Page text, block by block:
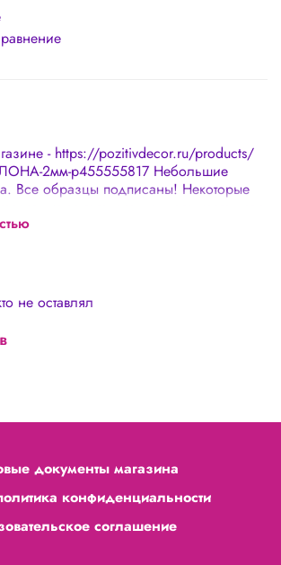
- https://pozitivdecor.ru/products/
2мм-p455555817 Небольшие
Все образцы подписаны! Некоторые
на сайте могут незначительно
экрана. Прочитать подробнее о
с ними можно на нашем сайте в
СТАТЬИ ()
не оставлял
документы магазина
конфиденциальности
соглашение